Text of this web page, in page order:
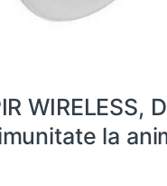
WIRELESS,
la